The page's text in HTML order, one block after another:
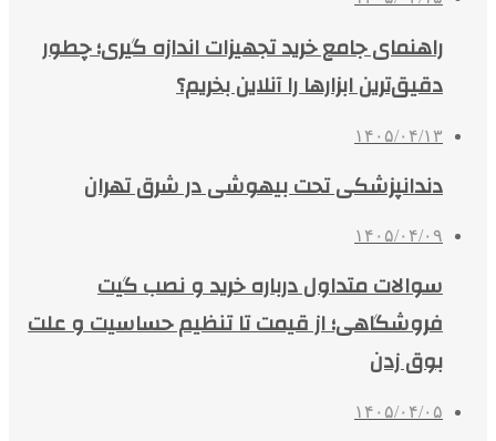
راهنمای جامع خرید تجهیزات اندازه گیری؛ چطور
دقیق‌ترین ابزارها را آنلاین بخریم؟
۱۴۰۵/۰۴/۱۳
دندانپزشکی تحت بیهوشی در شرق تهران
۱۴۰۵/۰۴/۰۹
سوالات متداول درباره خرید و نصب گیت
فروشگاهی؛ از قیمت تا تنظیم حساسیت و علت
بوق زدن
۱۴۰۵/۰۴/۰۵